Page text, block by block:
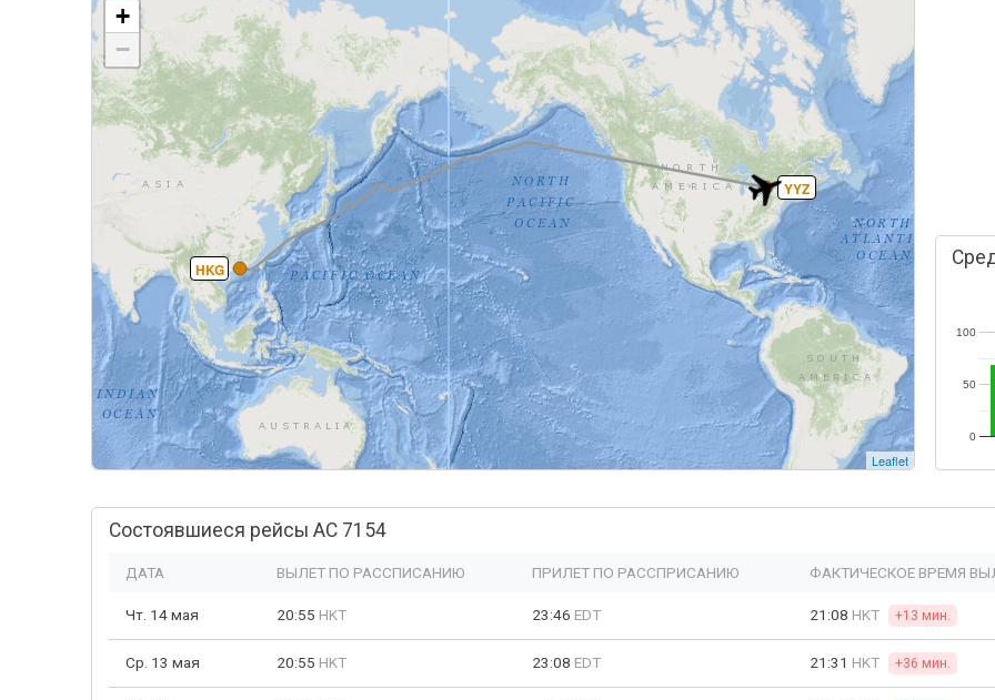
HKG
YYZ
+
−
Leaflet
0
50
100
Состоявшиеся рейсы AC 7154
ДАТА ВЫЛЕТ ПО РАССПИСАНИЮ ПРИЛЕТ ПО РАССПРИСАНИЮ ФАКТИЧЕСКОЕ ВРЕМЯ
Чт. 14 мая 20:55 HKT 23:46 EDT 21:08 HKT +13 мин.
Ср. 13 мая 20:55 HKT 23:08 EDT 21:31 HKT +36 мин.